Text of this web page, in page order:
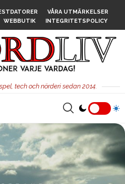
VÅRA UTMÄRKELSER
WEBBUTIK INTEGRITETSPOLICY
tech och nörderi sedan 2014.